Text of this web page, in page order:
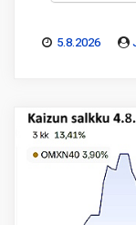
5.8.2026